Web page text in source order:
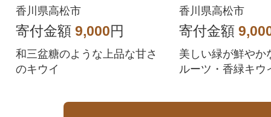
イ 約1.5kg
香川県高松市
寄付金額 9,000円
和三盆糖のような上品な甘さ
のキウイ
香川県高松市
寄付金額
美しい緑が鮮やか
ルーツ・香緑キウ